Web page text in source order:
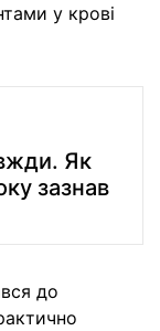
у крові
Як
зазнав
до